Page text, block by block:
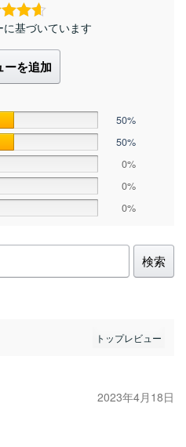
基づいています
ーを追加
50%
50%
0%
0%
0%
検索
2023年4月18日